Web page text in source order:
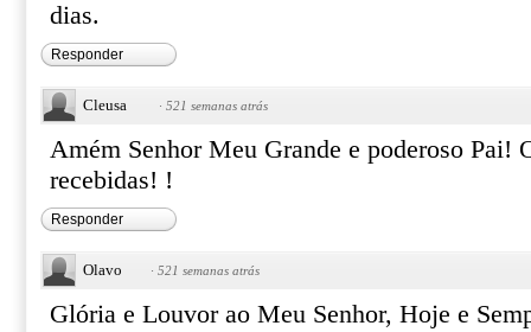
dias.
Responder
Cleusa · 521 semanas atrás
Amém Senhor Meu Grande e poderoso Pai!
recebidas! !
Responder
Olavo · 521 semanas atrás
Glória e Louvor ao Meu Senhor, Hoje e